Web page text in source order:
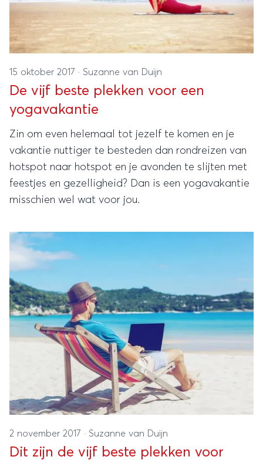
15 oktober 2017 · Suzanne van Duijn
De vijf beste plekken voor een
yogavakantie
Zin om even helemaal tot jezelf te komen en je
vakantie nuttiger te besteden dan rondreizen van
hotspot naar hotspot en je avonden te slijten met
feestjes en gezelligheid? Dan is een yogavakantie
misschien wel wat voor jou.
2 november 2017 · Suzanne van Duijn
Dit zijn de vijf beste plekken voor